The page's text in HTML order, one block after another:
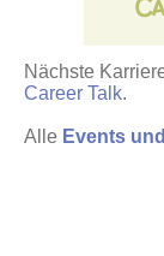
Nächste
Career Talk.
Alle Events